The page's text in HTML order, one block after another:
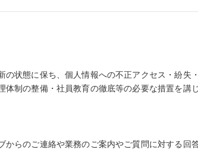
の状態に保ち、個人情報への不正アクセス・紛失
体制の整備・社員教育の徹底等の必要な措置を講
からのご連絡や業務のご案内やご質問に対する回